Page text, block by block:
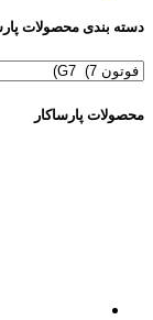
دسته بندی محصولات
محصولات پارساکار